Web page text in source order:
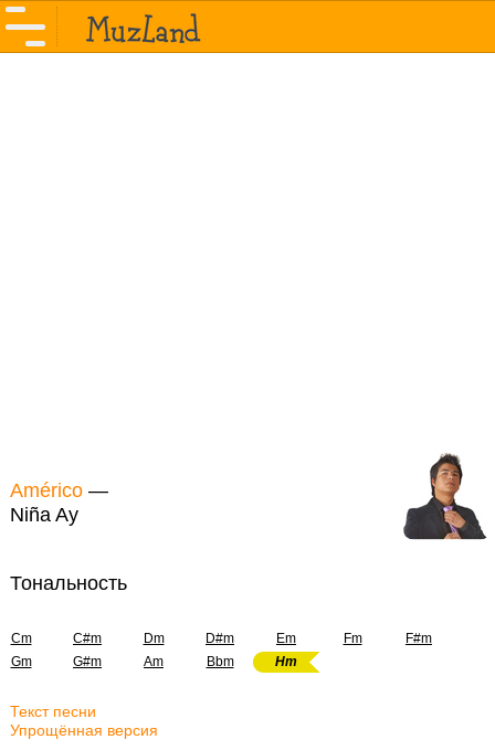
Américo —
Niña Ay
Тональность
Cm C#m Dm D#m Em Fm
F#m
Gm
G#m Am Bbm Hm
Текст песни
Упрощённая версия